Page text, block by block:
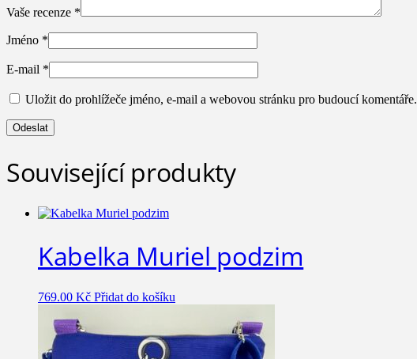
Vaše recenze *
Jméno *
E-mail *
Uložit do prohlížeče jméno, e-mail a webovou stránku pro budoucí komentáře.
Související produkty
Kabelka Muriel podzim
769.00 Kč Přidat do košíku